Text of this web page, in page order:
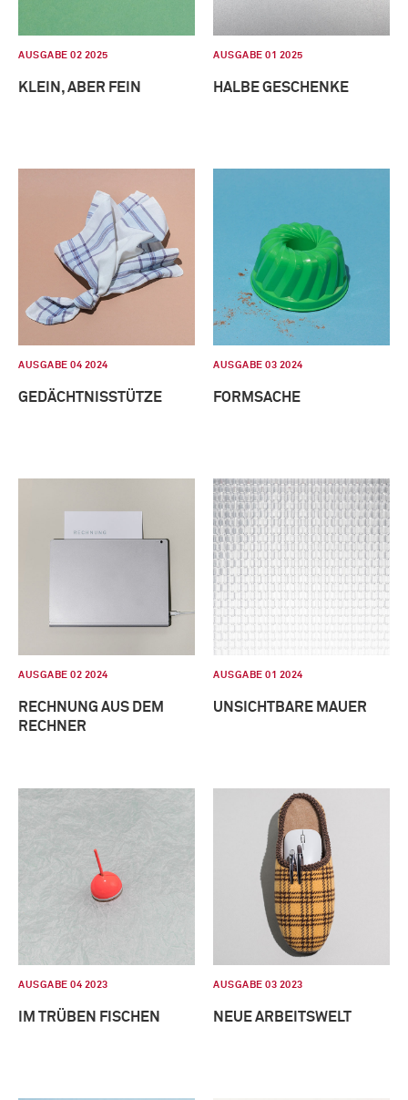
AUSGABE 02 2025
KLEIN, ABER FEIN
AUSGABE 01 2025
HALBE GESCHENKE
AUSGABE 04 2024
GEDÄCHTNISSTÜTZE
AUSGABE 03 2024
FORMSACHE
AUSGABE 02 2024
RECHNUNG AUS DEM
RECHNER
AUSGABE 01 2024
UNSICHTBARE MAUER
AUSGABE 04 2023
IM TRÜBEN FISCHEN
AUSGABE 03 2023
NEUE ARBEITSWELT